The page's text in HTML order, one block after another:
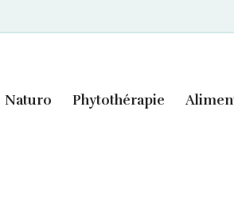
Naturo Phytothérapie